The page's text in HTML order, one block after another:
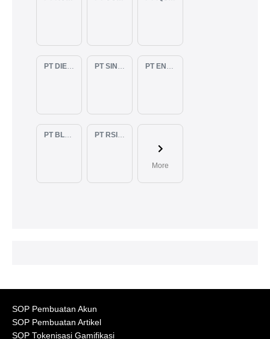
More
SOP Pembuatan Akun
SOP Pembuatan Artikel
SOP Tokenisasi Gamifikasi